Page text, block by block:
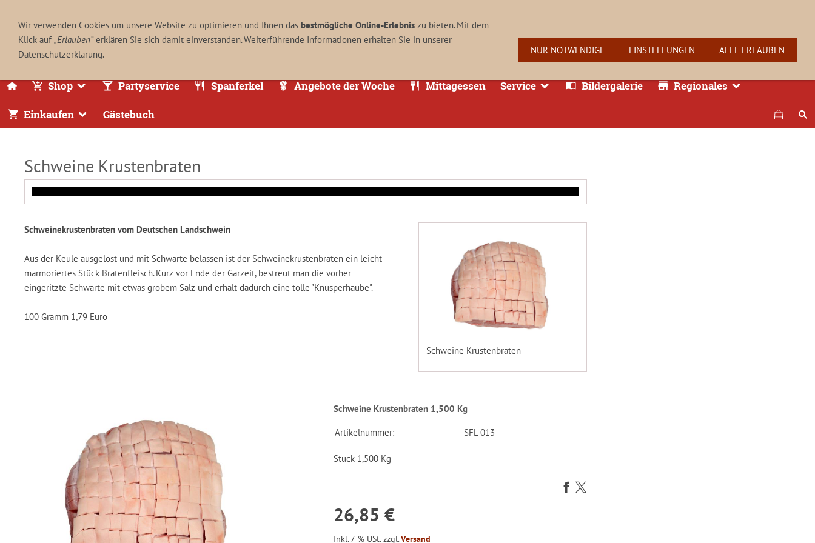
Shop Partyservice Spanferkel Angebote der Woche Mittagessen Service Bildergalerie Regionales
Einkaufen Gästebuch
Schweine Krustenbraten
Schweine Krustenbraten
Schweinekrustenbraten vom Deutschen Landschwein
Aus der Keule ausgelöst und mit Schwarte belassen ist der Schweinekrustenbraten ein leicht
marmoriertes Stück Bratenfleisch. Kurz vor Ende der Garzeit, bestreut man die vorher
eingeritzte Schwarte mit etwas grobem Salz und erhält dadurch eine tolle "Knusperhaube".
100 Gramm 1,79 Euro
Schweine Krustenbraten 1,500 Kg
Artikelnummer: SFL-013
Stück 1,500 Kg
26,85 €
Inkl. 7 % USt. zzgl.Versand
Wir verwenden Cookies um unsere Website zu optimieren und Ihnen das bestmögliche Online-Erlebnis zu bieten. Mit dem
Klick auf „Erlauben“erklären Sie sich damit einverstanden. Weiterführende Informationen erhalten Sie in unserer
Datenschutzerklärung.
NUR NOTWENDIGE EINSTELLUNGEN ALLE ERLAUBEN